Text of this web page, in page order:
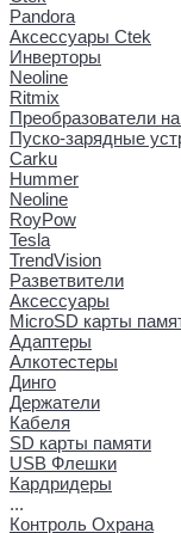
Pandora
Аксессуары Ctek
Инверторы
Neoline
Ritmix
Преобразователи
Пуско-зарядные
Carku
Hummer
Neoline
RoyPow
Tesla
TrendVision
Разветвители
Аксессуары
MicroSD карты
Адаптеры
Алкотестеры
Динго
Держатели
Кабеля
SD карты памяти
USB Флешки
Кардридеры
...
Контроль Охрана